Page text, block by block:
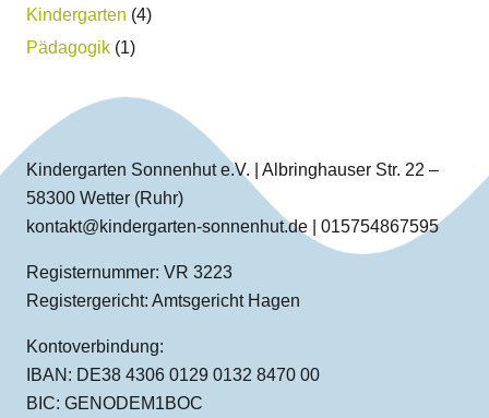
Kindergarten (4)
Pädagogik (1)
Kindergarten Sonnenhut e.V. | Albringhauser Str. 22 –
58300 Wetter (Ruhr)
kontakt@kindergarten-sonnenhut.de | 015754867595
Registernummer: VR 3223
Registergericht: Amtsgericht Hagen
Kontoverbindung:
IBAN: DE38 4306 0129 0132 8470 00
BIC: GENODEM1BOC